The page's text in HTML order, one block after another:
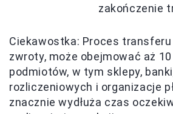
zakończenie
Ciekawostka: Proces
zwroty, może obejmować aż
podmiotów, w tym sklepy,
rozliczeniowych i organizacje
znacznie wydłuża czas